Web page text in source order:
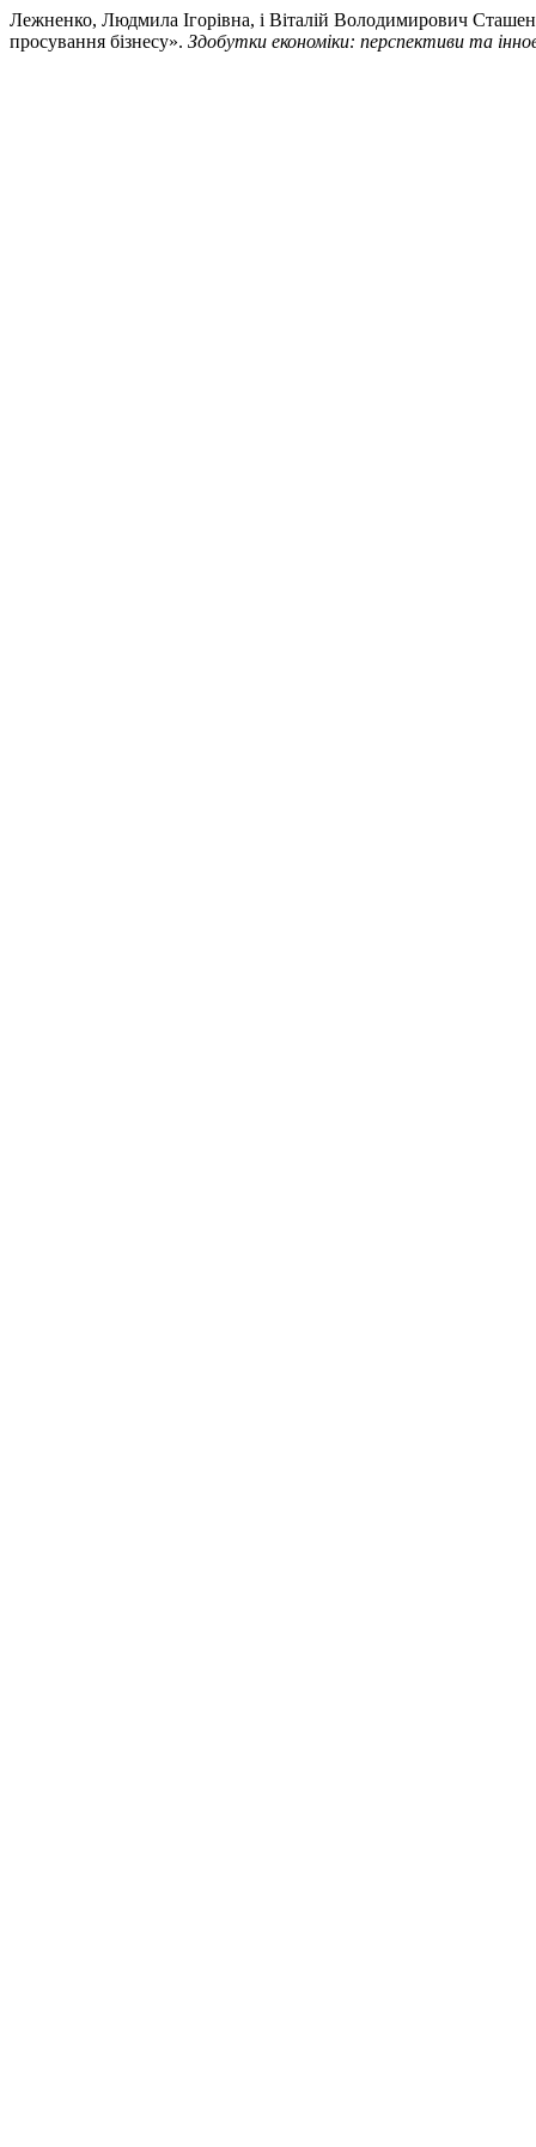
Лежненко, Людмила Ігорівна, і Віталій Володимирович
просування бізнесу». Здобутки економіки: перспективи та